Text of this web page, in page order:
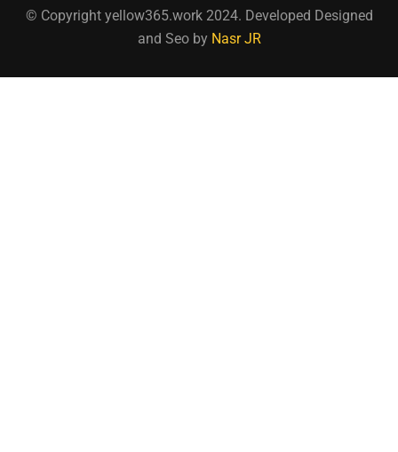
© Copyright yellow365.work 2024. Developed Designed
and Seo by Nasr JR